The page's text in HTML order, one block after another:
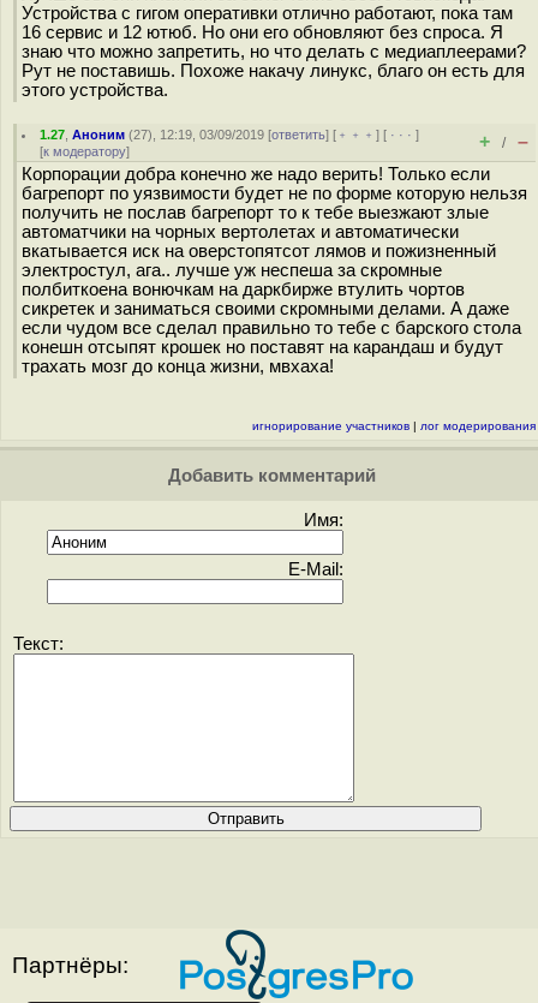
Устройства с гигом оперативки отлично работают, пока там
16 сервис и 12 ютюб. Но они его обновляют без спроса. Я
знаю что можно запретить, но что делать с медиаплеерами?
Рут не поставишь. Похоже накачу линукс, благо он есть для
этого устройства.
1.27 ,Аноним (27), 12:19, 03/09/2019 [ответить] [ ﹢﹢﹢] [ · · ·]
[к модератору] + / –
Корпорации добра конечно же надо верить! Только если
багрепорт по уязвимости будет не по форме которую нельзя
получить не послав багрепорт то к тебе выезжают злые
автоматчики на чорных вертолетах и автоматически
вкатывается иск на оверстопятсот лямов и пожизненный
электростул, ага.. лучше уж неспеша за скромные
полбиткоена вонючкам на даркбирже втулить чортов
сикретек и заниматься своими скромными делами. А даже
если чудом все сделал правильно то тебе с барского стола
конешн отсыпят крошек но поставят на карандаш и будут
трахать мозг до конца жизни, мвхаха!
игнорирование участников | лог модерирования
Добавить комментарий
Имя:
E-Mail:
Текст:
Партнёры: